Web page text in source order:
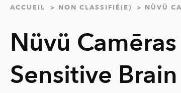
ACCUEIL NON CLASSIFIÉ(E) NÜVÜ
Nüvü
Sensitive